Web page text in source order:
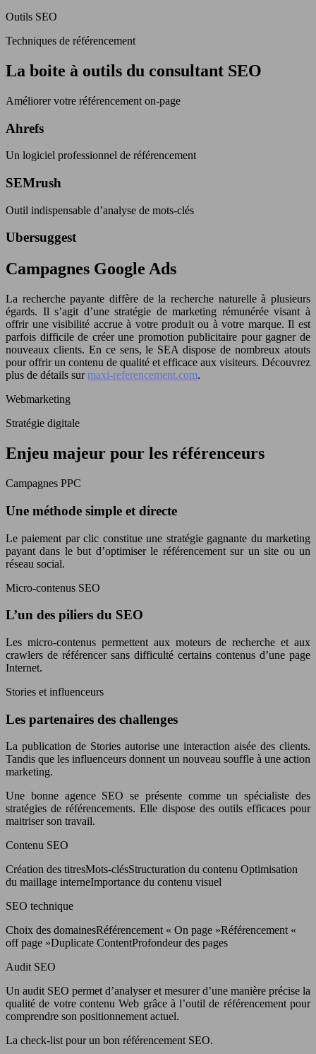
Outils SEO
Techniques de référencement
La boite à outils du consultant SEO
Améliorer votre référencement on-page
Ahrefs
Un logiciel professionnel de référencement
SEMrush
Outil indispensable d’analyse de mots-clés
Ubersuggest
Campagnes Google Ads
La recherche payante diffère de la recherche naturelle à plusieurs
égards. Il s’agit d’une stratégie de marketing rémunérée visant à
offrir une visibilité accrue à votre produit ou à votre marque. Il est
parfois difficile de créer une promotion publicitaire pour gagner de
nouveaux clients. En ce sens, le SEA dispose de nombreux atouts
pour offrir un contenu de qualité et efficace aux visiteurs. Découvrez
plus de détails sur maxi-referencement.com.
Webmarketing
Stratégie digitale
Enjeu majeur pour les référenceurs
Campagnes PPC
Une méthode simple et directe
Le paiement par clic constitue une stratégie gagnante du marketing
payant dans le but d’optimiser le référencement sur un site ou un
réseau social.
Micro-contenus SEO
L’un des piliers du SEO
Les micro-contenus permettent aux moteurs de recherche et aux
crawlers de référencer sans difficulté certains contenus d’une page
Internet.
Stories et influenceurs
Les partenaires des challenges
La publication de Stories autorise une interaction aisée des clients.
Tandis que les influenceurs donnent un nouveau souffle à une action
marketing.
Une bonne agence SEO se présente comme un spécialiste des
stratégies de référencements. Elle dispose des outils efficaces pour
maitriser son travail.
Contenu SEO
Création des titresMots-clésStructuration du contenu Optimisation
du maillage interneImportance du contenu visuel
SEO technique
Choix des domainesRéférencement « On page »Référencement «
off page »Duplicate ContentProfondeur des pages
Audit SEO
Un audit SEO permet d’analyser et mesurer d’une manière précise la
qualité de votre contenu Web grâce à l’outil de référencement pour
comprendre son positionnement actuel.
La check-list pour un bon référencement SEO.